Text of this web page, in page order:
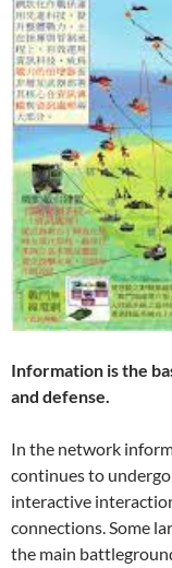
Information is the
and defense.
In the network
continues to
interactive
connections. Some
the main